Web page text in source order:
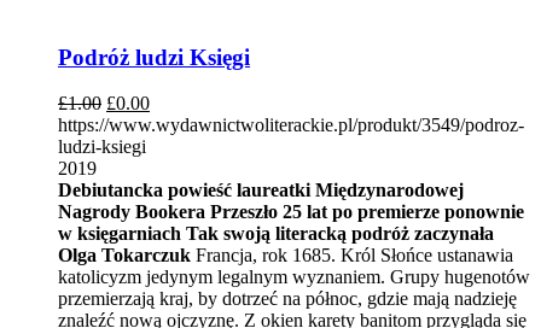
Podróż ludzi Księgi
£1.00 £0.00
https://www.wydawnictwoliterackie.pl/produkt/3549/podroz-
ludzi-ksiegi
2019
Debiutancka powieść laureatki Międzynarodowej
Nagrody Bookera Przeszło 25 lat po premierze ponownie
w księgarniach Tak swoją literacką podróż zaczynała
Olga Tokarczuk Francja, rok 1685. Król Słońce ustanawia
katolicyzm jedynym legalnym wyznaniem. Grupy hugenotów
przemierzają kraj, by dotrzeć na północ, gdzie mają nadzieję
znaleźć nową ojczyznę. Z okien karety banitom przygląda się